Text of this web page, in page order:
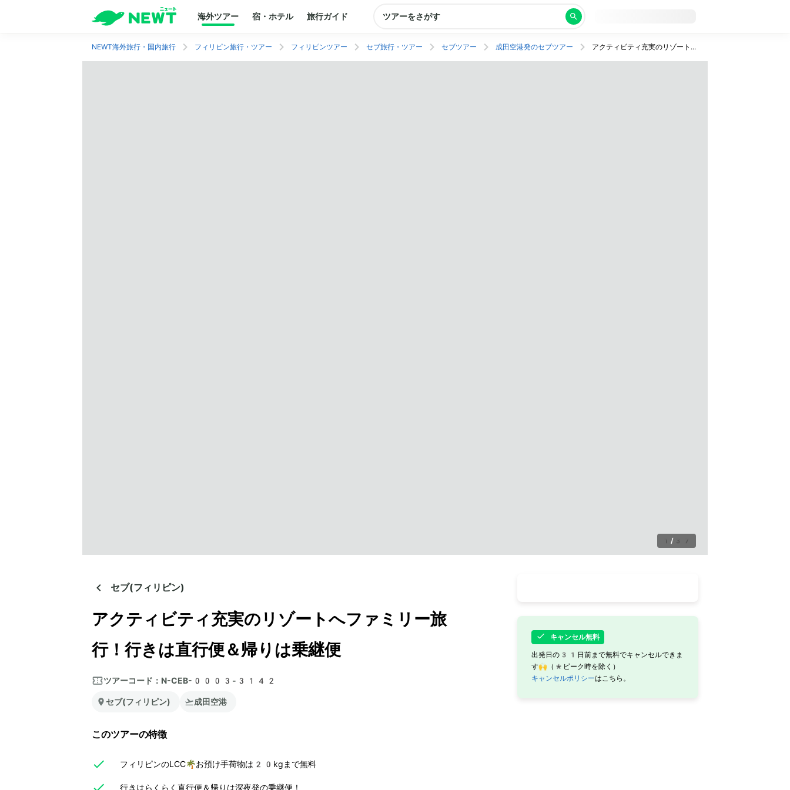
海外ツアー 宿・ホテル 旅行ガイド ツアーをさがす
NEWT海外旅行・国内旅行 フィリピン旅行・ツアー フィリピンツアー セブ旅行・ツアー セブツアー 成田空港発のセブツアー アクティビティ充実のリゾートへファミリー旅行！行きは直行便＆帰りは乗継便
1 / 37
セブ(フィリピン)
アクティビティ充実のリゾートへファミリー旅
行！行きは直行便＆帰りは乗継便
ツアーコード： N-CEB-0003-3142
セブ(フィリピン) 成田空港
このツアーの特徴
フィリピンのLCC🌴お預け手荷物は20kgまで無料
行きはらくらく直行便＆帰りは深夜発の乗継便！
キャンセル無料
出発日の31日前まで無料でキャンセルできま
す🙌（*ピーク時を除く）
キャンセルポリシーはこちら。